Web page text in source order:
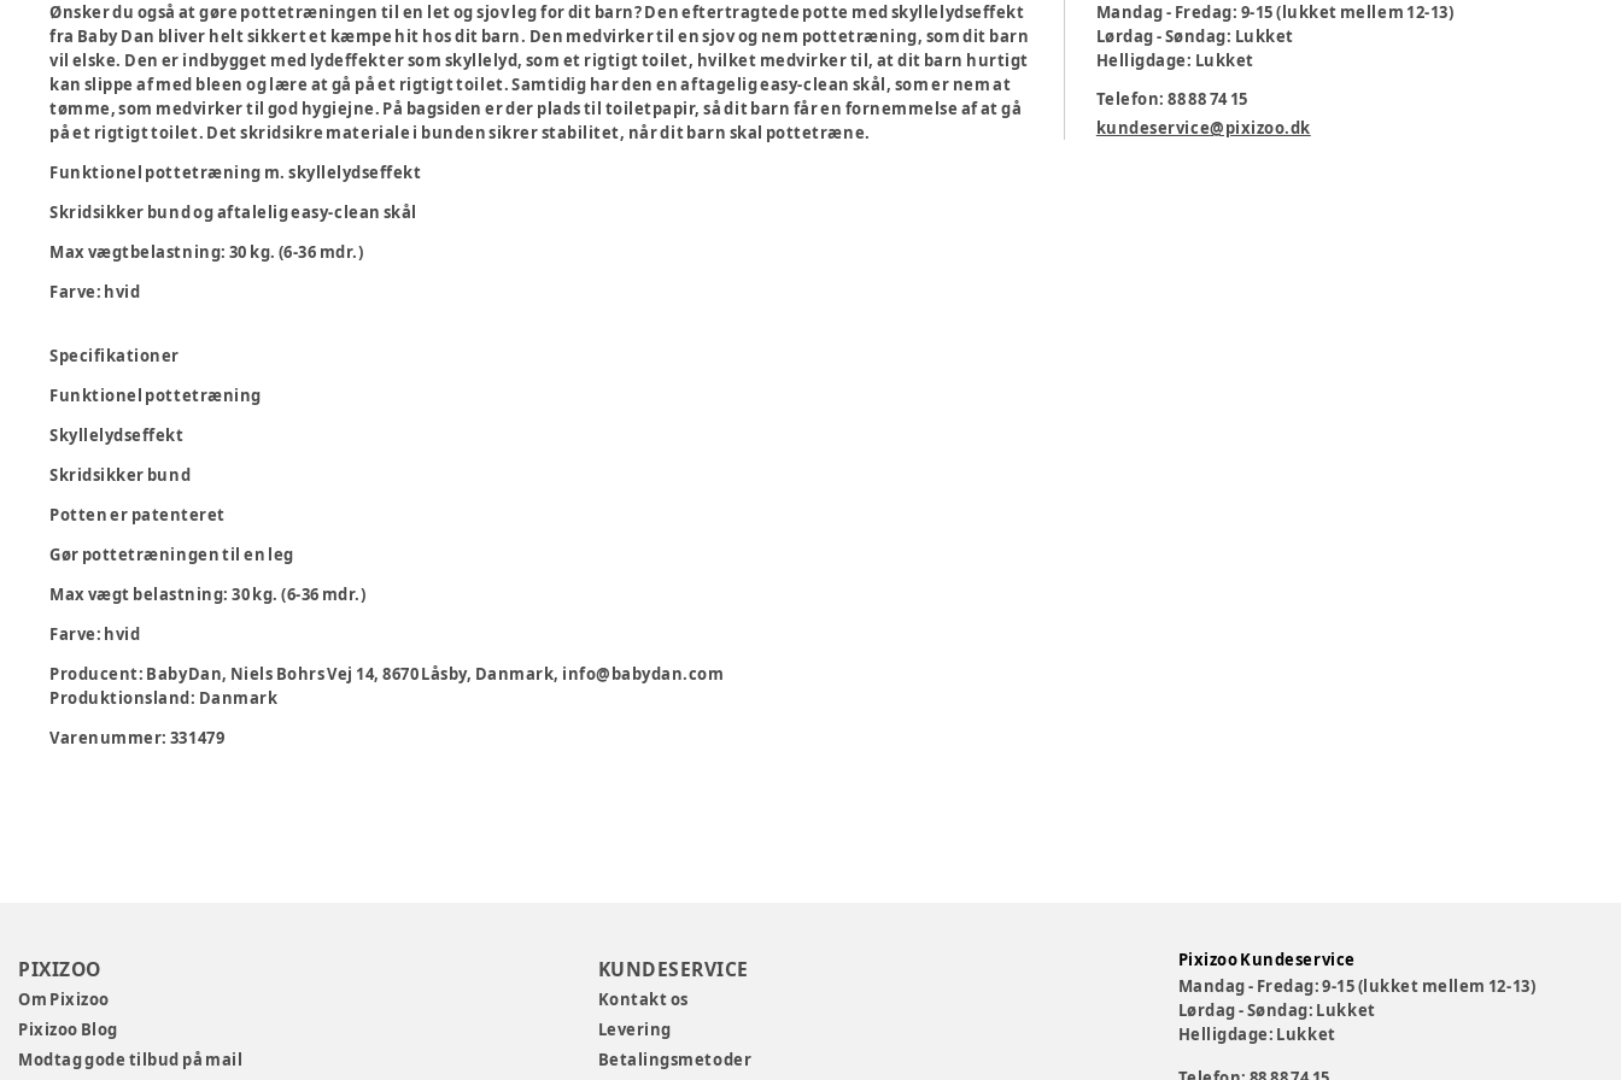
Ønsker du også at gøre pottetræningen til en let og sjov leg for dit barn? Den eftertragtede potte med skyllelydseffekt
fra Baby Dan bliver helt sikkert et kæmpe hit hos dit barn. Den medvirker til en sjov og nem pottetræning, som dit barn
vil elske. Den er indbygget med lydeffekter som skyllelyd, som et rigtigt toilet, hvilket medvirker til, at dit barn hurtigt
kan slippe af med bleen og lære at gå på et rigtigt toilet. Samtidig har den en aftagelig easy-clean skål, som er nem at
tømme, som medvirker til god hygiejne. På bagsiden er der plads til toiletpapir, så dit barn får en fornemmelse af at gå
på et rigtigt toilet. Det skridsikre materiale i bunden sikrer stabilitet, når dit barn skal pottetræne.
Funktionel pottetræning m. skyllelydseffekt
Skridsikker bund og aftalelig easy-clean skål
Max vægtbelastning: 30 kg. (6-36 mdr.)
Farve: hvid
Specifikationer
Funktionel pottetræning
Skyllelydseffekt
Skridsikker bund
Potten er patenteret
Gør pottetræningen til en leg
Max vægt belastning: 30 kg. (6-36 mdr.)
Farve: hvid
Producent: BabyDan, Niels Bohrs Vej 14, 8670 Låsby, Danmark, info@babydan.com
Produktionsland: Danmark
Varenummer: 331479
Mandag - Fredag: 9-15 (lukket mellem 12-13)
Lørdag - Søndag: Lukket
Helligdage: Lukket
Telefon: 88 88 74 15
kundeservice@pixizoo.dk
PIXIZOO
Om Pixizoo
Pixizoo Blog
Modtag gode tilbud på mail
KUNDESERVICE
Kontakt os
Levering
Betalingsmetoder
Pixizoo Kundeservice
Mandag - Fredag: 9-15 (lukket mellem 12-13)
Lørdag - Søndag: Lukket
Helligdage: Lukket